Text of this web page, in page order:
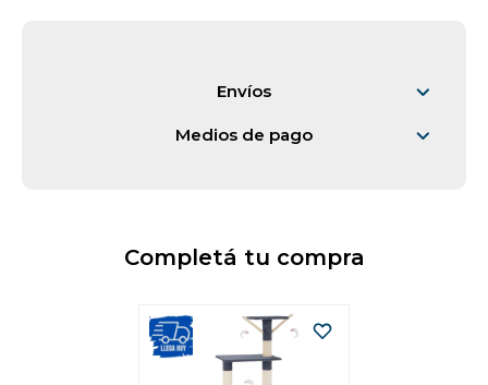
Envíos
Medios de pago
Completá tu compra